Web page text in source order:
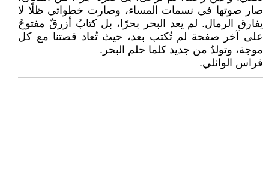
صار صوتها في نسمات المساء، وصارت خطواتي ظلًا لا
يفارق الرمال. لم يعد البحر بحرًا، بل كتابٌ أزرقٌ مفتوحٌ
على آخر صفحة لم تُكتب بعد، حيث تُعاد قصتنا مع كل
موجة، وتولدُ من جديد كلما حلم البحر.
فراس الوائلي.